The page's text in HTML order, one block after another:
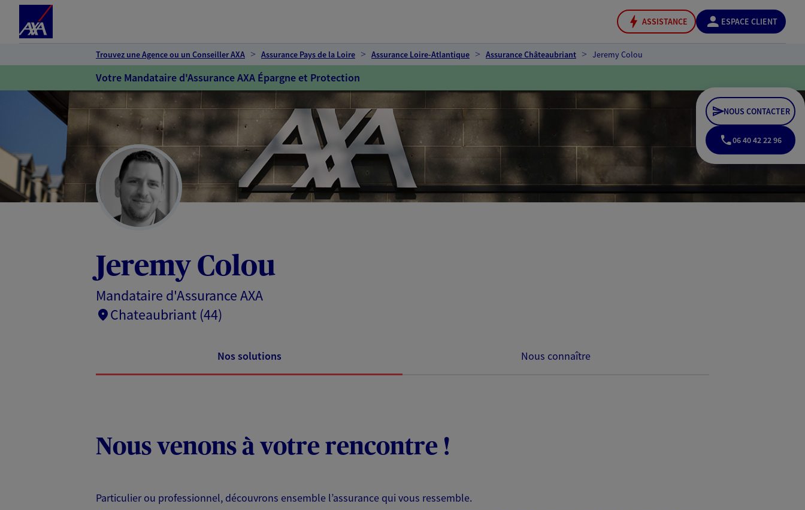
ASSISTANCE ESPACE CLIENT
Trouvez une Agence ou un Conseiller AXA Assurance Pays de la Loire Assurance Loire-Atlantique Assurance Châteaubriant Jeremy Colou
Votre Mandataire d'Assurance AXA Épargne et Protection
Jeremy Colou
Mandataire d'Assurance AXA
Chateaubriant (44)
NOUS CONTACTER
06 40 42 22 96
Nos solutions Nous connaître
Nous venons à votre rencontre !
Particulier ou professionnel, découvrons ensemble l’assurance qui vous ressemble.